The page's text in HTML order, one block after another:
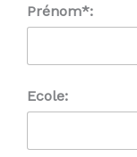
Prénom*:
Ecole: